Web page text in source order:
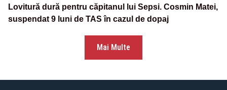
Lovitură dură pentru căpitanul lui Sepsi. Cosmin Matei,
suspendat 9 luni de TAS în cazul de dopaj
Mai Multe